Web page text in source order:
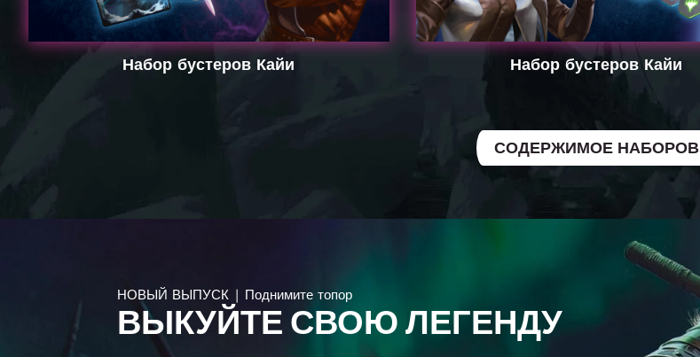
Набор бустеров Кайи Набор бустеров Кайи
СОДЕРЖИМОЕ НАБОРОВ
НОВЫЙ ВЫПУСК | Поднимите топор
ВЫКУЙТЕ СВОЮ ЛЕГЕНДУ